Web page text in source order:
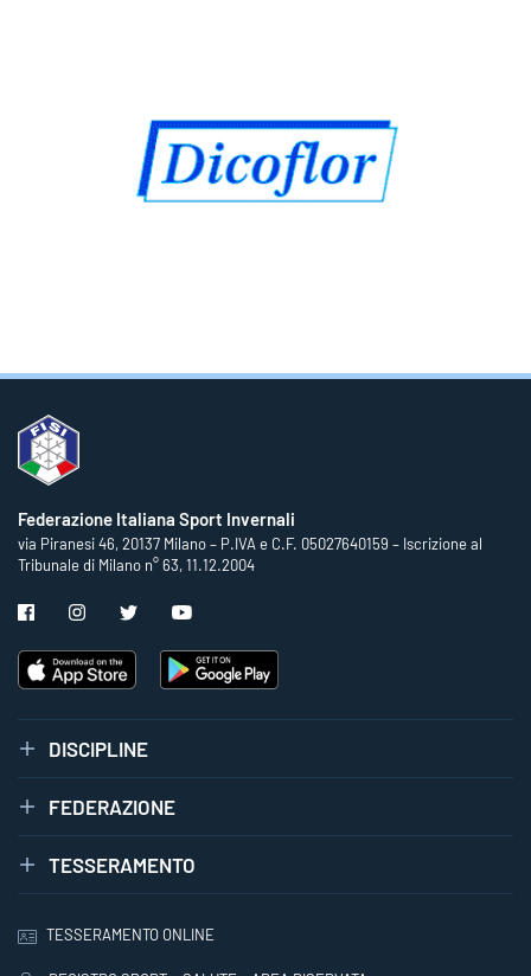
Federazione Italiana Sport Invernali
via Piranesi 46, 20137 Milano – P.IVA e C.F. 05027640159 – Iscrizione al
Tribunale di Milano n° 63, 11.12.2004
DISCIPLINE
FEDERAZIONE
TESSERAMENTO
TESSERAMENTO ONLINE